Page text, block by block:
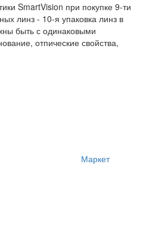
SmartVision при покупке 9-ти
линз - 10-я упаковка линз в
быть с одинаковыми
отпические свойства,
Маркет